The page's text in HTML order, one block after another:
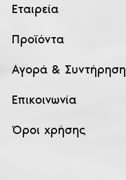
Εταιρεία
Προϊόντα
Αγορά & Συντήρηση
Επικοινωνία
Όροι χρήσης